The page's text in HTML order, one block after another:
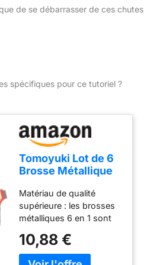
de se débarrasser de ces chutes
spécifiques pour ce tutoriel ?
Tomoyuki Lot de 6
Brosse Métallique
3 Grandes 3 Petites
Matériau de qualité
supérieure : les brosses
métalliques 6 en 1 sont
laiton, acier inoxydable à
haute teneur en carbone
10,88 €